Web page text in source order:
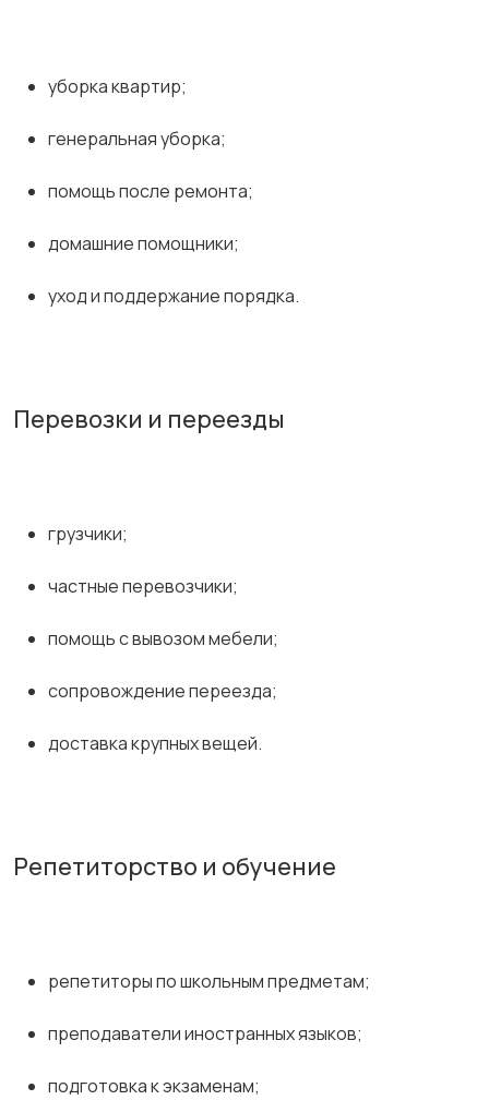
уборка квартир;
генеральная уборка;
помощь после ремонта;
домашние помощники;
уход и поддержание порядка.
Перевозки и переезды
грузчики;
частные перевозчики;
помощь с вывозом мебели;
сопровождение переезда;
доставка крупных вещей.
Репетиторство и обучение
репетиторы по школьным предметам;
преподаватели иностранных языков;
подготовка к экзаменам;